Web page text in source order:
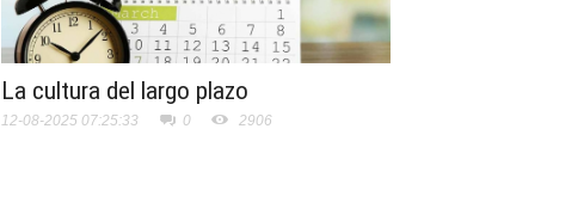
La cultura del largo plazo
12-08-2025 07:25:33 0 2906